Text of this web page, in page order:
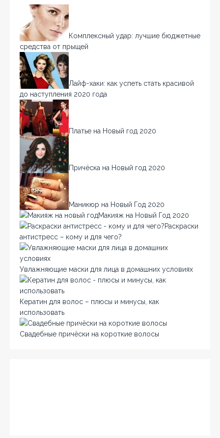
Комплексный удар: лучшие бюджетные
средства от прыщей
Лайф-хаки: как успеть стать красивой
до наступления 2020 года
Платье на Новый год 2020
Причёска на Новый год 2020
Маникюр на Новый Год 2020
Макияж на Новый Год 2020
Раскраски
антистресс – кому и для чего?
Увлажняющие маски для лица в домашних условиях
Кератин для волос – плюсы и минусы, как
использовать
Свадебные причёски на короткие волосы